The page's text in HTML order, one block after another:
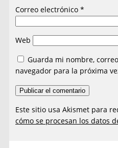
Correo electrónico*
Web
Guarda mi nombre,
navegador para la próxima
Este sitio usa Akismet para
cómo se procesan los datos